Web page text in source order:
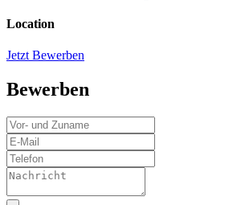
Location
Jetzt Bewerben
Bewerben